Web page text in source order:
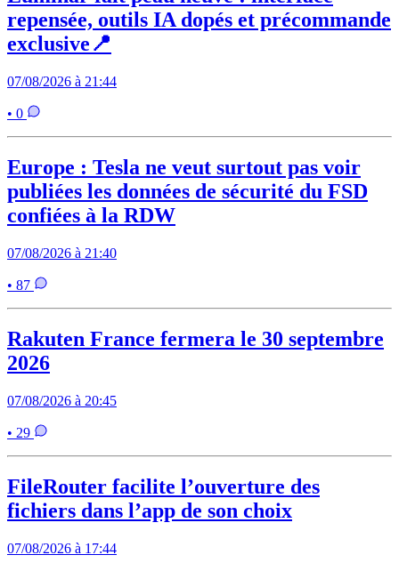
repensée, outils IA dopés et précommande
exclusive📍
07/08/2026 à 21:44
• 0
Europe : Tesla ne veut surtout pas voir
publiées les données de sécurité du FSD
confiées à la RDW
07/08/2026 à 21:40
• 87
Rakuten France fermera le 30 septembre
2026
07/08/2026 à 20:45
• 29
FileRouter facilite l’ouverture des
fichiers dans l’app de son choix
07/08/2026 à 17:44